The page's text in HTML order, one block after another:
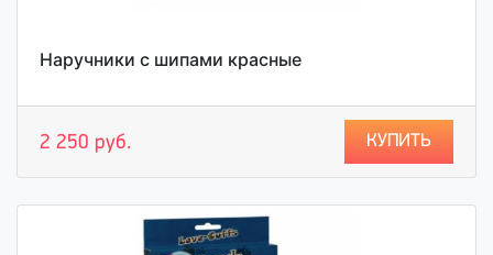
Наручники с шипами красные
2 250 руб. КУПИТЬ